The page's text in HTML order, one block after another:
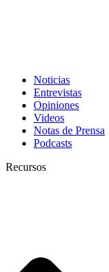
Noticias
Entrevistas
Opiniones
Videos
Notas de Prensa
Podcasts
Recursos